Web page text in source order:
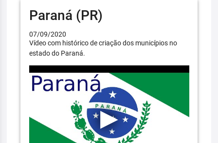
Paraná (PR)
07/09/2020
Vídeo com histórico de criação dos municípios no
estado do Paraná.